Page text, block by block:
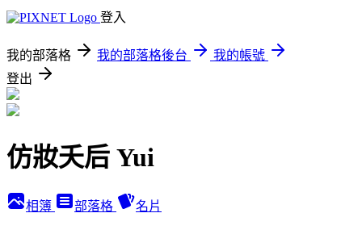
登入
我的部落格 我的部落格後台
我的帳號
登出
仿妝夭后 Yui
相簿 部落格 名片